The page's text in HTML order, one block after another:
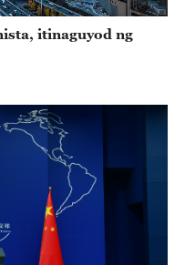
itinaguyod ng